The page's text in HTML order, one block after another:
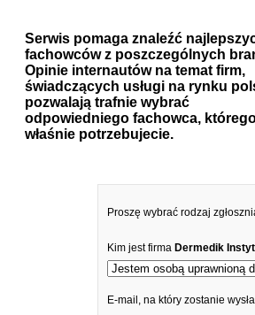
Serwis pomaga znaleźć
fachowców z poszczególnych
Opinie internautów na temat firm,
świadczących usługi na rynku
pozwalają trafnie wybrać
odpowiedniego fachowca,
właśnie potrzebujecie.
Proszę wybrać rodzaj
Kim jest firma Dermedik
E-mail, na który zostanie